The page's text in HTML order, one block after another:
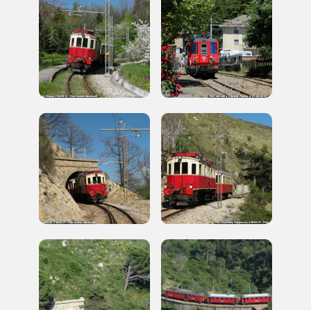
Storico campagne in questo
luogo
I Luoghi del Cuore
2014, 2016, 2018, 2020, 2022
Registrati alla newsletter
Accedi alle informazioni per te più interessanti,
a quelle inerenti i luoghi più vicini e gli eventi
organizzati